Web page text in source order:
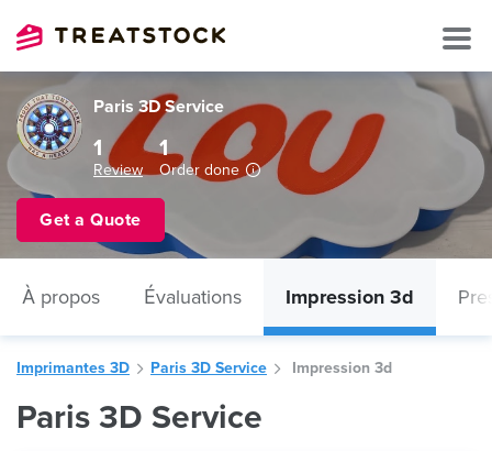
Paris 3D Service
1
Review
1
Order done
Get a Quote
À propos Évaluations Impression 3d
Imprimantes 3D Paris 3D Service Impression 3d
Paris 3D Service